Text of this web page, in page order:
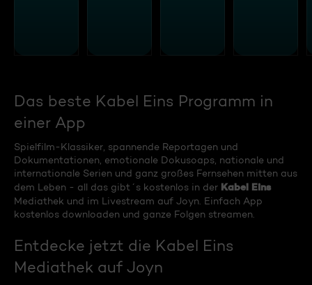
Das beste Kabel Eins Programm in
einer App
Spielfilm-Klassiker, spannende Reportagen und
Dokumentationen, emotionale Dokusoaps, nationale und
internationale Serien und ganz großes Fernsehen mitten aus
dem Leben - all das gibt´s kostenlos in der Kabel Eins
Mediathek und im Livestream auf Joyn. Einfach App
kostenlos downloaden und ganze Folgen streamen.
Entdecke jetzt die Kabel Eins
Mediathek auf Joyn